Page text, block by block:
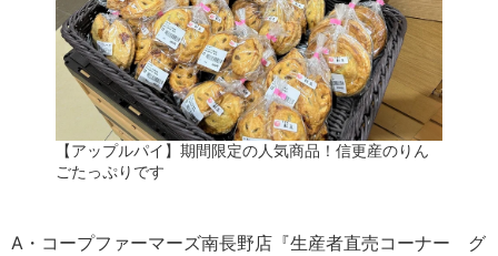
【アップルパイ】期間限定の人気商品！信更産のりん
ごたっぷりです
A・コープファーマーズ南長野店『生産者直売コーナー グ